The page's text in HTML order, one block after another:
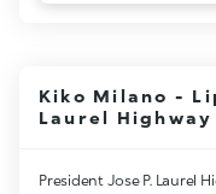
Kiko Milano -
Laurel Highway
President Jose P. Laurel